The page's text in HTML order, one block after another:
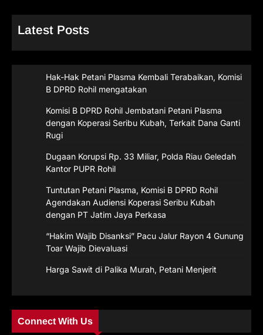
Latest Posts
Hak-Hak Petani Plasma Kembali Terabaikan, Komisi
B DPRD Rohil mengatakan
Komisi B DPRD Rohil Jembatani Petani Plasma
dengan Koperasi Seribu Kubah, Terkait Dana Ganti
Rugi
Dugaan Korupsi Rp. 33 Miliar, Polda Riau Geledah
Kantor PUPR Rohil
Tuntutan Petani Plasma, Komisi B DPRD Rohil
Agendakan Audiensi Koperasi Seribu Kubah
dengan PT Jatim Jaya Perkasa
“Hakim Wajib Disanksi” Pacu Jalur Rayon 4 Gunung
Toar Wajib Dievaluasi
Harga Sawit di Palika Murah, Petani Menjerit
Connect With Us